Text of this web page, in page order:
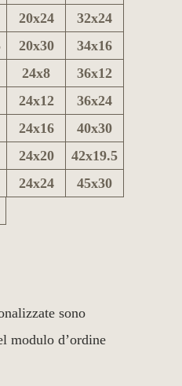
20x24
20x30
24x8
24x12
24x16
24x20
24x24
32x24
34x16
36x12
36x24
40x30
42x19.5
45x30
sono
modulo d’ordine